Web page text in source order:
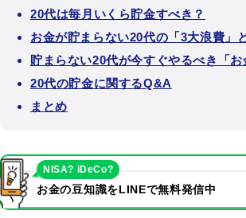
20代は毎月いくら貯金すべき？
お金が貯まらない20代の「3大浪費」
貯まらない20代が今すぐやるべき「お
20代の貯金に関するQ&A
まとめ
お金の豆知識をLINEで無料発信中
NISA? iDeCo?